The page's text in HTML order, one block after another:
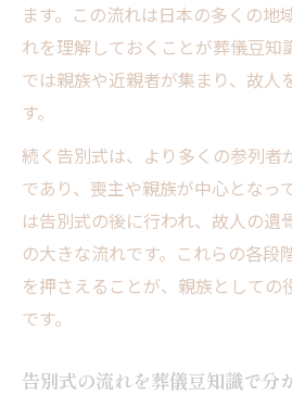
ます。この流れは日本の多くの地
れを理解しておくことが葬儀豆知
では親族や近親者が集まり、故人
す。
続く告別式は、より多くの参列者
であり、喪主や親族が中心となっ
は告別式の後に行われ、故人の遺
の大きな流れです。これらの各段
を押さえることが、親族としての
です。
告別式の流れを葬儀豆知識で分